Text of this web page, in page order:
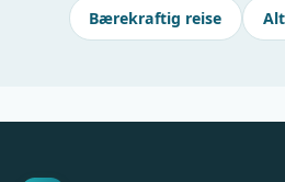
Bærekraftig reise